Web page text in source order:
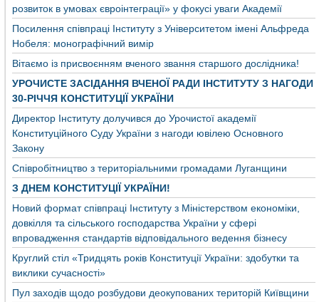
розвиток в умовах євроінтеграції» у фокусі уваги Академії
Посилення співпраці Інституту з Університетом імені Альфреда
Нобеля: монографічний вимір
Вітаємо із присвоєнням вченого звання старшого дослідника!
УРОЧИСТЕ ЗАСІДАННЯ ВЧЕНОЇ РАДИ ІНСТИТУТУ З НАГОДИ
30-РІЧЧЯ КОНСТИТУЦІЇ УКРАЇНИ
Директор Інституту долучився до Урочистої академії
Конституційного Суду України з нагоди ювілею Основного
Закону
Співробітництво з територіальними громадами Луганщини
З ДНЕМ КОНСТИТУЦІЇ УКРАЇНИ!
Новий формат співпраці Інституту з Міністерством економіки,
довкілля та сільського господарства України у сфері
впровадження стандартів відповідального ведення бізнесу
Круглий стіл «Тридцять років Конституції України: здобутки та
виклики сучасності»
Пул заходів щодо розбудови деокупованих територій Київщини